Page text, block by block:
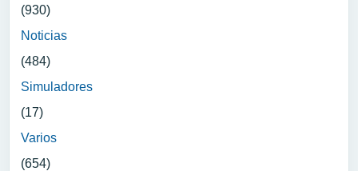
(930)
Noticias
(484)
Simuladores
(17)
Varios
(654)